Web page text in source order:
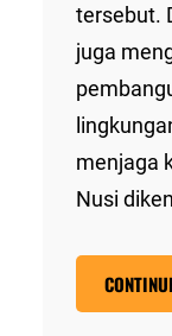
tersebut.
juga
menjaga
Nusi